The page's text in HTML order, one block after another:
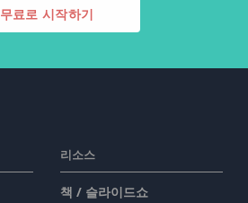
무료로 시작하기
리소스
책 / 슬라이드쇼